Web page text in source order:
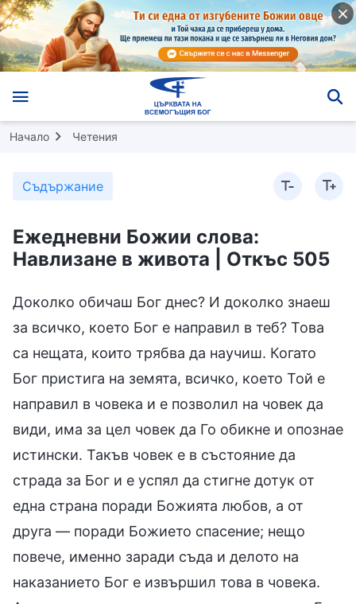
Начало Четения
Съдържание
Ежедневни Божии слова:
Навлизане в живота | Откъс 505
Доколко обичаш Бог днес? И доколко знаеш
за всичко, което Бог е направил в теб? Това
са нещата, които трябва да научиш. Когато
Бог пристига на земята, всичко, което Той е
направил в човека и е позволил на човек да
види, има за цел човек да Го обикне и опознае
истински. Такъв човек е в състояние да
страда за Бог и е успял да стигне дотук от
една страна поради Божията любов, а от
друга — поради Божието спасение; нещо
повече, именно заради съда и делото на
наказанието Бог е извършил това в човека.